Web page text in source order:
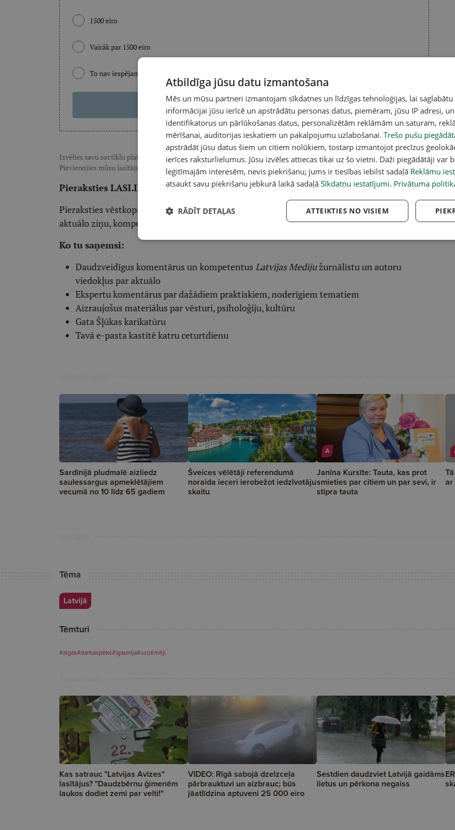
1500 eiro
Vairāk par 1500 eiro
To nav iespējams pateikt
Apskatīt rezultātus
Izvēlies savu soctīklu platformu, lai sekotu LASI.LV:Facebook,X, Bluesky, Draugiem,Threadsvai arīInstagram.
Pievienojies mūsu lasītāju pulkam, lai saņemtu īpaši tev atlasītu noderīgu, praktisku un aktuālu saturu.
Pieraksties LASI.LV redaktora vēstkopaišeit.
Pieraksties vēstkopai un divas reizes nedēļā saņem padziļinātu LASI.LV galvenā redaktora
aktuālo ziņu, kompetentu viedokļu un interesantāko interviju apkopojumu.
Ko tu saņemsi:
Daudzveidīgus komentārus un kompetentus Latvijas Medijužurnālistu un autoru
viedokļus par aktuālo
Ekspertu komentārus par dažādiem praktiskiem, noderīgiem tematiem
Aizraujošus materiālus par vēsturi, psiholoģiju, kultūru
Gata Šļūkas karikatūru
Tavā e-pasta kastītē katru ceturtdienu
Sardīnijā pludmalē aizliedz
saulessargus apmeklētājiem
vecumā no 10 līdz 65 gadiem
Šveices vēlētāji referendumā
noraida ieceri ierobežot iedzīvotāju
skaitu
A
Janīna Kursīte: Tauta, kas prot
smieties par citiem un par sevi, ir
stipra tauta
ar
Tēma
Latvijā
Tēmturi
#algas#darbaspēks#igaunija#uzņēmēji
Kas satrauc "Latvijas Avīzes"
lasītājus? "Daudzbērnu ģimenēm
laukos dodiet zemi par velti!"
VIDEO: Rīgā sabojā dzelzceļa
pārbrauktuvi un aizbrauc; būs
jāatlīdzina aptuveni 25 000 eiro
Sestdien daudzviet Latvijā gaidāms
lietus un pērkona negaiss
Atbildīga jūsu datu izmantošana
Mēs un mūsu partneri izmantojam sīkdatnes un līdzīgas tehnoloģijas, lai
informācijai jūsu ierīcē un apstrādātu personas datus, piemēram, jūsu IP adresi,
identifikatorus un pārlūkošanas datus, personalizētām reklāmām un saturam,
mērīšanai, auditorijas ieskatiem un pakalpojumu uzlabošanai. Trešo pušu
apstrādāt jūsu datus šiem un citiem nolūkiem, tostarp izmantojot precīzus
ierīces raksturlielumus. Jūsu izvēles attiecas tikai uz šo vietni. Daži piegādātāji var
leģitīmajām interesēm, nevis piekrišanu; jums ir tiesības iebilst sadaļā Reklāmu
atsaukt savu piekrišanu jebkurā laikā sadaļā Sīkdatņu iestatījumi. Privātuma
ATTEIKTIES NO VISIEM
RĀDĪT DETAĻAS